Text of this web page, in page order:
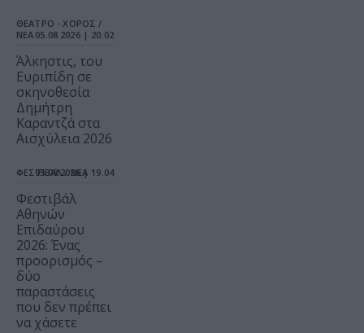
ΘΕΑΤΡΟ - ΧΟΡΟΣ /
ΝΕΑ 05.08.2026 | 20.02
Άλκηστις, του
Ευριπίδη σε
σκηνοθεσία
Δημήτρη
Καραντζά στα
Αισχύλεια 2026
ΦΕΣΤΙΒΑΛ / ΝΕΑ
05.08.2026 | 19.04
Φεστιβάλ
Αθηνών
Επιδαύρου
2026: Ένας
προορισμός –
δύο
παραστάσεις
που δεν πρέπει
να χάσετε